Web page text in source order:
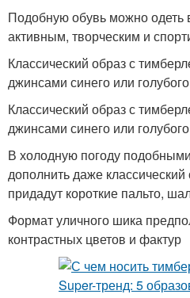
Подобную обувь можно одеть
активным, творческим и
Классический образ с
джинсами синего или
Классический образ с
джинсами синего или
В холодную погоду
дополнить даже
придадут короткие пальто,
Формат уличного шика
контрастных цветов и фактур